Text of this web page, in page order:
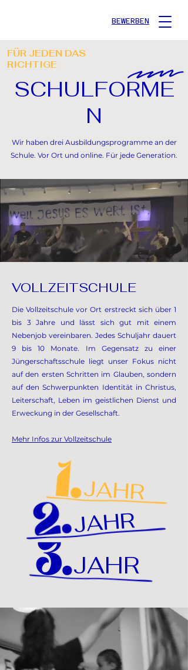
BEWERBEN
SCHULFORME
N
FÜR JEDEN DAS
RICHTIGE
Wir haben drei Ausbildungsprogramme an der
Schule. Vor Ort und online. Für jede Generation.
VOLLZEITSCHULE
Die Vollzeitschule vor Ort erstreckt sich über 1
bis 3 Jahre und lässt sich gut mit einem
Nebenjob vereinbaren. Jedes Schuljahr dauert
9 bis 10 Monate. Im Gegensatz zu einer
Jüngerschaftsschule liegt unser Fokus nicht
auf den ersten Schritten im Glauben, sondern
auf den Schwerpunkten Identität in Christus,
Leiterschaft, Leben im geistlichen Dienst und
Erweckung in der Gesellschaft.
Mehr Infos zur Vollzeitschule
JAHR
JAHR
JAHR